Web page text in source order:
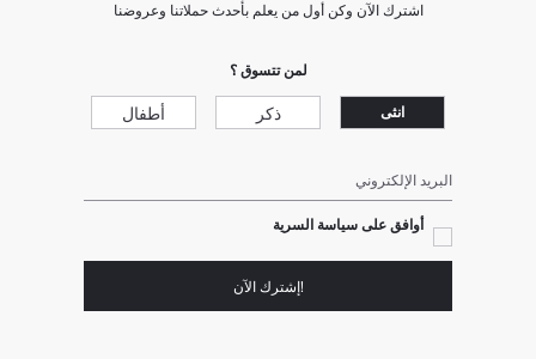
اشترك الآن وكن أول من يعلم بأحدث حملاتنا وعروضنا
لمن تتسوق ؟
انثى ذكر أطفال
البريد الإلكتروني
أوافق على سياسة السرية
!إشترك الآن